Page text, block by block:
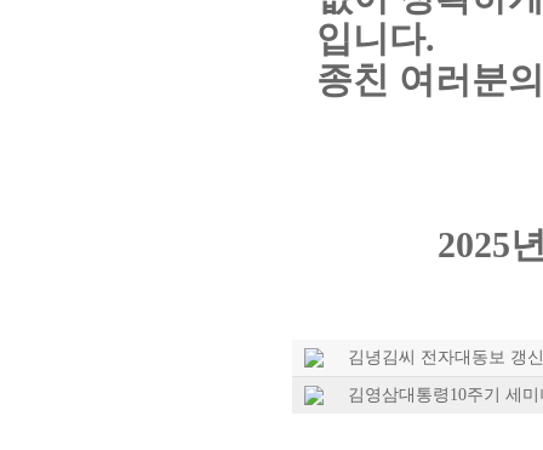
입니다.
종친 여러분
2025
김녕김씨 전자대동보 갱
김영삼대통령10주기 세